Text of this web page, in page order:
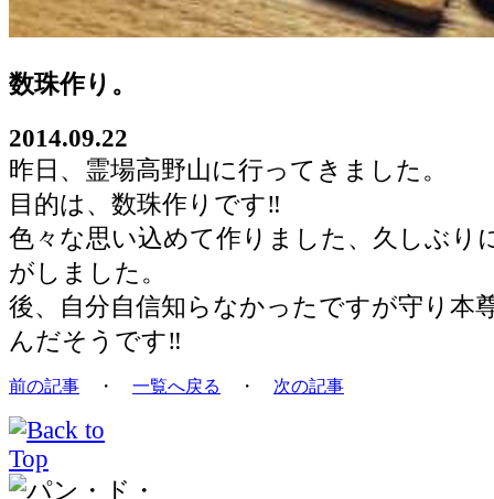
数珠作り。
2014.09.22
昨日、霊場高野山に行ってきました。
目的は、数珠作りです‼︎
色々な思い込めて作りました、久しぶり
がしました。
後、自分自信知らなかったですが守り本
んだそうです‼︎
前の記事 ・ 一覧へ戻る ・ 次の記事